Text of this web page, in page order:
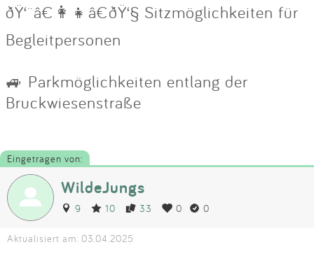
ðŸ‘¨â€👩‍👧â€ðŸ‘§ Sitzmöglichkeiten für
Begleitpersonen
🚙 Parkmöglichkeiten entlang der
Bruckwiesenstraße
Eingetragen von:
WildeJungs
9 10 33 0 0
Aktualisiert am: 03.04.2025